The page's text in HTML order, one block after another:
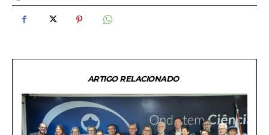
ARTIGO RELACIONADO